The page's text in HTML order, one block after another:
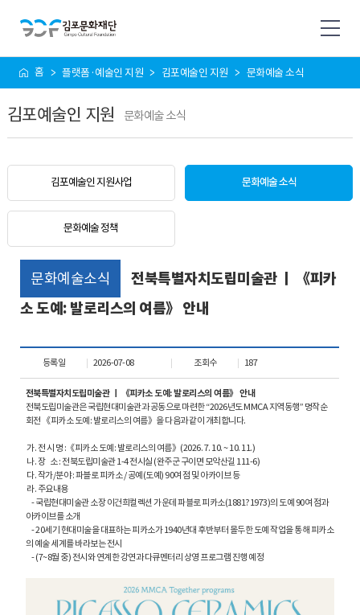
사
이
맵
홈 플랫폼·예술인 지원 김포예술인 지원 문화예술 소식
김포예술인 지원 문화예술 소식
김포예술인 지원사업 문화예술 소식
문화예술 정책
문화예술소식
전북특별자치도립미술관 ㅣ 《피카
소 도예: 발로리스의 여름》 안내
등록일 2026-07-08 조회수 187
전북특별자치도립미술관 ㅣ 《피카소 도예: 발로리스의 여름》 안내
전북도립미술관은 국립현대미술관과 공동으로 마련한 “2026년도 MMCA 지역동행” 명작순
회전 《피카소 도예: 발로리스의 여름》을 다음과 같이 개최합니다.
가. 전 시 명 :《피카소 도예: 발로리스의 여름》(2026. 7. 10. ~ 10. 11.)
나. 장 소 : 전북도립미술관 1-4 전시실 (완주군 구이면 모악산길 111-6)
다. 작가/분야 : 파블로 피카소 / 공예(도예) 90여 점 및 아카이브 등
라. 주요내용
- 국립현대미술관 소장 이건희컬렉션 가운데 파블로 피카소(1881?1973)의 도예 90여 점과
아카이브를 소개
- 20세기 현대미술을 대표하는 피카소가 1940년대 후반부터 몰두한 도예 작업을 통해 피카소
의 예술 세계를 바라보는 전시
- (7~8월 중) 전시와 연계한 강연과 다큐멘터리 상영 프로그램 진행 예정